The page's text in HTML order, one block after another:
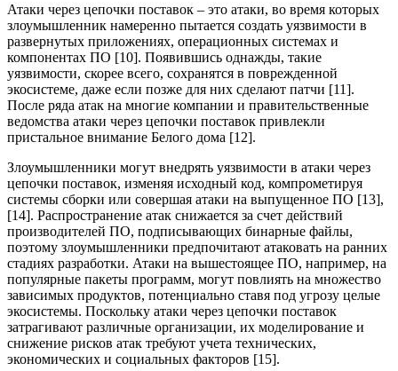
Атаки через цепочки поставок – это атаки, во время которых
злоумышленник намеренно пытается создать уязвимости в
развернутых приложениях, операционных системах и
компонентах ПО [10]. Появившись однажды, такие
уязвимости, скорее всего, сохранятся в поврежденной
экосистеме, даже если позже для них сделают патчи [11].
После ряда атак на многие компании и правительственные
ведомства атаки через цепочки поставок привлекли
пристальное внимание Белого дома [12].
Злоумышленники могут внедрять уязвимости в атаки через
цепочки поставок, изменяя исходный код, компрометируя
системы сборки или совершая атаки на выпущенное ПО [13],
[14]. Распространение атак снижается за счет действий
производителей ПО, подписывающих бинарные файлы,
поэтому злоумышленники предпочитают атаковать на ранних
стадиях разработки. Атаки на вышестоящее ПО, например, на
популярные пакеты программ, могут повлиять на множество
зависимых продуктов, потенциально ставя под угрозу целые
экосистемы. Поскольку атаки через цепочки поставок
затрагивают различные организации, их моделирование и
снижение рисков атак требуют учета технических,
экономических и социальных факторов [15].